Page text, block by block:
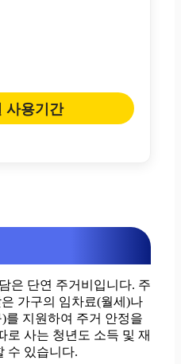
사용기간
은 단연 주거비입니다. 주
가구의 임차료(월세)나
를 지원하여 주거 안정을
로 사는 청년도 소득 및 재
수 있습니다.